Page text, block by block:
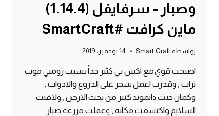
وصبار – سرفايفل (1.14.4)
ماين كرافت #SmartCraft
بواسطة Smart_Craft 14 نوفمبر، 2019
اصبحت قوي مع اكس بي كثير جداً بسبب زومبي موب
تراب , وقدرت اعمل سحر على الدروع والادوات ,
وكمان جبت دايموند كتير من تحت الارض , ولاقيت
السلايم واكتشفت مكانه , وعملت مزرعة صبار